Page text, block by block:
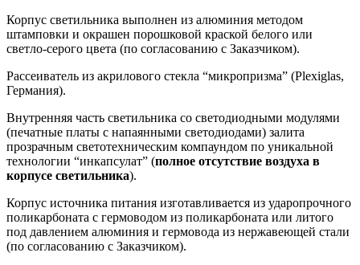
Корпус светильника выполнен из алюминия методом
штамповки и окрашен порошковой краской белого или
светло-серого цвета (по согласованию с Заказчиком).
Рассеиватель из акрилового стекла “микропризма” (Plexiglas,
Германия).
Внутренняя часть светильника со светодиодными модулями
(печатные платы с напаянными светодиодами) залита
прозрачным светотехническим компаундом по уникальной
технологии “инкапсулат” (полное отсутствие воздуха в
корпусе светильника).
Корпус источника питания изготавливается из ударопрочного
поликарбоната с гермоводом из поликарбоната или литого
под давлением алюминия и гермовода из нержавеющей стали
(по согласованию с Заказчиком).